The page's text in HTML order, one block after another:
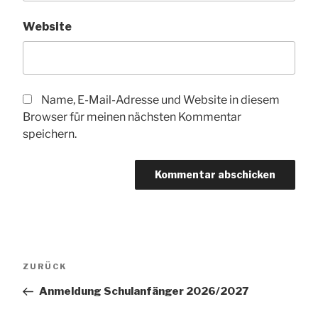
Website
Name, E-Mail-Adresse und Website in diesem
Browser für meinen nächsten Kommentar
speichern.
Vorheriger
ZURÜCK
Anmeldung Schulanfänger 2026/2027